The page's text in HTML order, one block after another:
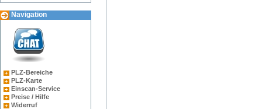
Navigation
PLZ-Bereiche
PLZ-Karte
Einscan-Service
Preise / Hilfe
Widerruf